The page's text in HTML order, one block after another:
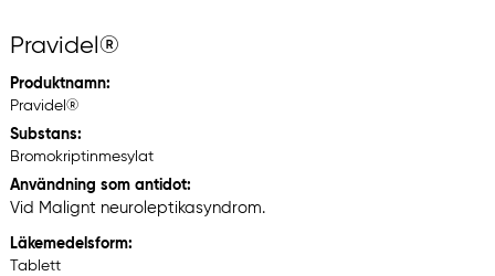
Pravidel®
Produktnamn:
Pravidel®
Substans:
Bromokriptinmesylat
Användning som antidot:
Vid Malignt neuroleptikasyndrom.
Läkemedelsform:
Tablett